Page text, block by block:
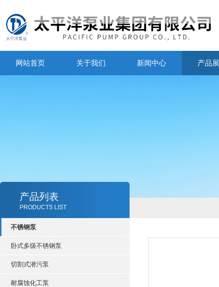
网站首页 关于我们 新闻中心 产品
产品列表
PRODUCTS LIST
不锈钢泵
卧式多级不锈钢泵
切割式潜污泵
耐腐蚀化工泵